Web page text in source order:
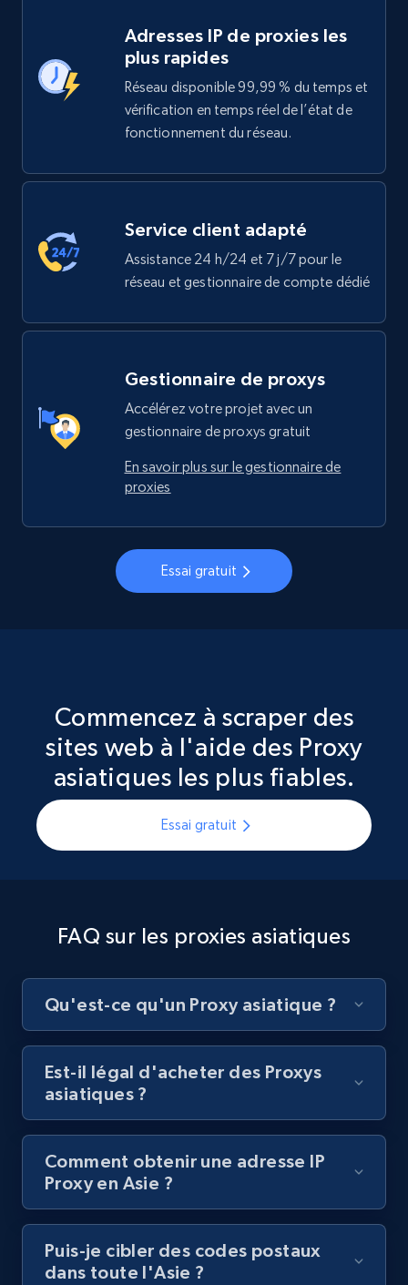
Adresses IP de proxies les
plus rapides
Réseau disponible 99,99 % du temps et
vérification en temps réel de l’état de
fonctionnement du réseau.
Service client adapté
Assistance 24 h/24 et 7 j/7 pour le
réseau et gestionnaire de compte dédié
Gestionnaire de proxys
Accélérez votre projet avec un
gestionnaire de proxys gratuit
En savoir plus sur le gestionnaire de
proxies
Essai gratuit
Commencez à scraper des
sites web à l'aide des Proxy
asiatiques les plus fiables.
Essai gratuit
FAQ sur les proxies asiatiques
Qu'est-ce qu'un Proxy asiatique ?
Est-il légal d'acheter des Proxys
asiatiques ?
Comment obtenir une adresse IP
Proxy en Asie ?
Puis-je cibler des codes postaux
dans toute l'Asie ?